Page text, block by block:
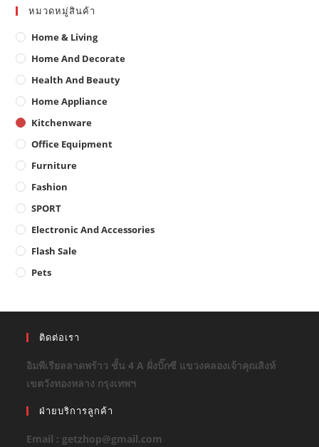
หมวดหมู่สินค้า
Home & Living
Home And Decorate
Health And Beauty
Home Appliance
Kitchenware
Office Equipment
Furniture
Fashion
SPORT
Electronic And Accessories
Flash Sale
Pets
ติดต่อเรา
อิมพีเรียลลาดพร้าว ชั้น 4 A ฝั่งบิ๊กซี แขวงคลองเจ้าคุณสิงห์
เขตวังทองหลาง กรุงเทพฯ
ฝ่ายบริการลูกค้า
Email : getzhop@gmail.com